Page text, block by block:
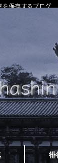
徘
を保存するブログ